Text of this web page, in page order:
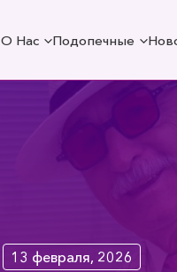
О Нас Подопечные
13 февраля, 2026